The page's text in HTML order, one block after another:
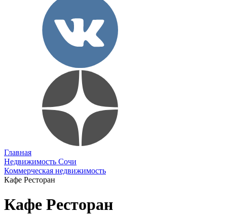
Главная
Недвижимость Сочи
Коммерческая недвижимость
Кафе Ресторан
Кафе Ресторан